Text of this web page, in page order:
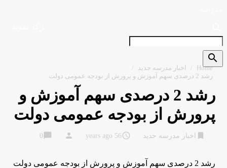
Home اخبار مدرسه جدید
رشد 2 درصدی سهم آموزش و پرورش از بودجه عمومی دولت
رشد 2 درصدی سهم آموزش و
پرورش از بودجه عمومی دولت
اخبار مدرسه جدید access_time
56 years ago
person
chat_bubble
رشد 2 درصدی سهم آموزش و پرورش از بودجه عمومی دولت
search